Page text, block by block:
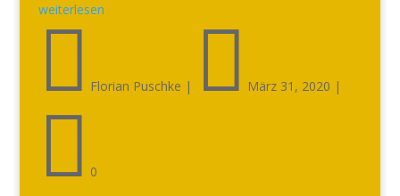
weiterlesen
 Florian Puschke |  März 31, 2020 |
 0